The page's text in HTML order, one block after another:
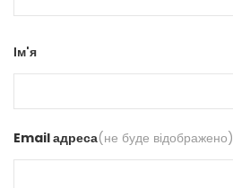
Ім'я
Email адреса(не буде відображено)